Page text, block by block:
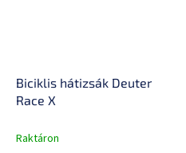
Biciklis hátizsák Deuter
Race X
Raktáron